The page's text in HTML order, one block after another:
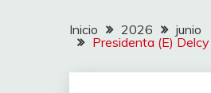
Inicio 2026
junio
Presidenta (E)